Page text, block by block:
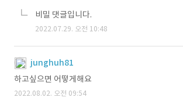
비밀 댓글입니다.
2022.07.29. 오전 10:48
junghuh81
하고싶으면 어떻게해요
2022.08.02. 오전 09:54